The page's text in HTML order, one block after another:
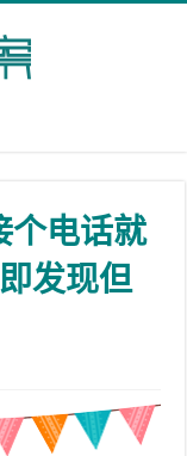
个电话就
发现但